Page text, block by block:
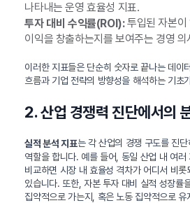
나타내는 운영 효율성 지표.
투자 대비 수익률(ROI):투입된 자본이
이익을 창출하는지를 보여주는 경영
이러한 지표들은 단순히 숫자로 끝나는 데이
흐름과 기업 전략의 방향성을 해석하는 기초
2. 산업 경쟁력 진단에서의
실적 분석 지표는 각 산업의 경쟁 구도를 진
역할을 합니다. 예를 들어, 동일 산업 내 여러
비교하면 시장 내 효율성 격차가 어디서 비롯
있습니다. 또한, 자본 투자 대비 실적 성장률
집약적으로 가는지, 혹은 노동 집약적으로 유